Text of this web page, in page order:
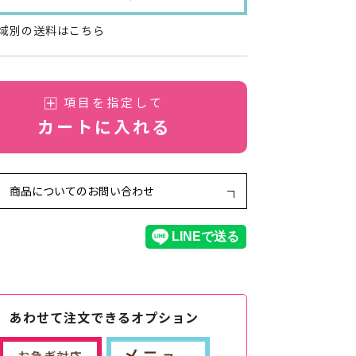
別の送料はこちら
項目を指定して
カートに入れる
商品についてのお問い合わせ
あわせて注文できるオプション